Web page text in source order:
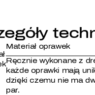
Materiał oprawek
Ręcznie wykonane z
każde oprawki mają
dzięki czemu nie ma
par.